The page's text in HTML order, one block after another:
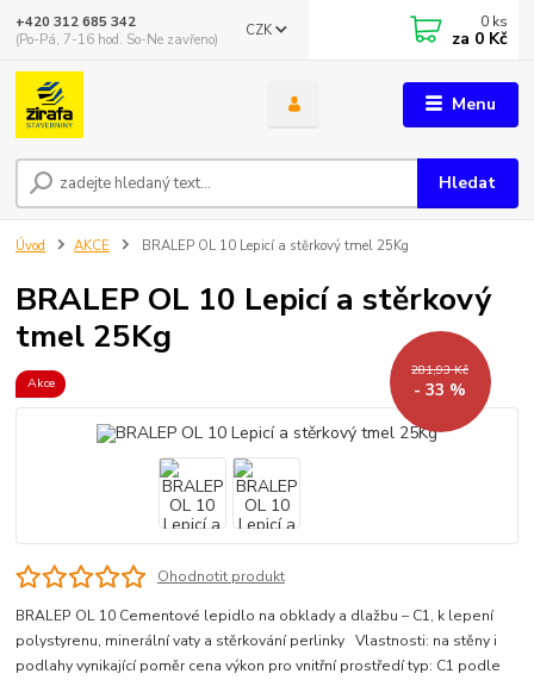
Menu
CZK
Hledat
+420 312 685 342
(Po-Pá, 7-16 hod. So-Ne zavřeno)
0 ks
za 0 Kč
Úvod AKCE BRALEP OL 10 Lepicí a stěrkový tmel 25Kg
BRALEP OL 10 Lepicí a stěrkový
tmel 25Kg
Akce
281,93 Kč
- 33 %
Ohodnotit produkt
BRALEP OL 10 Cementové lepidlo na obklady a dlažbu – C1, k lepení
polystyrenu, minerální vaty a stěrkování perlinky Vlastnosti: na stěny i
podlahy vynikající poměr cena výkon pro vnitřní prostředí typ: C1 podle